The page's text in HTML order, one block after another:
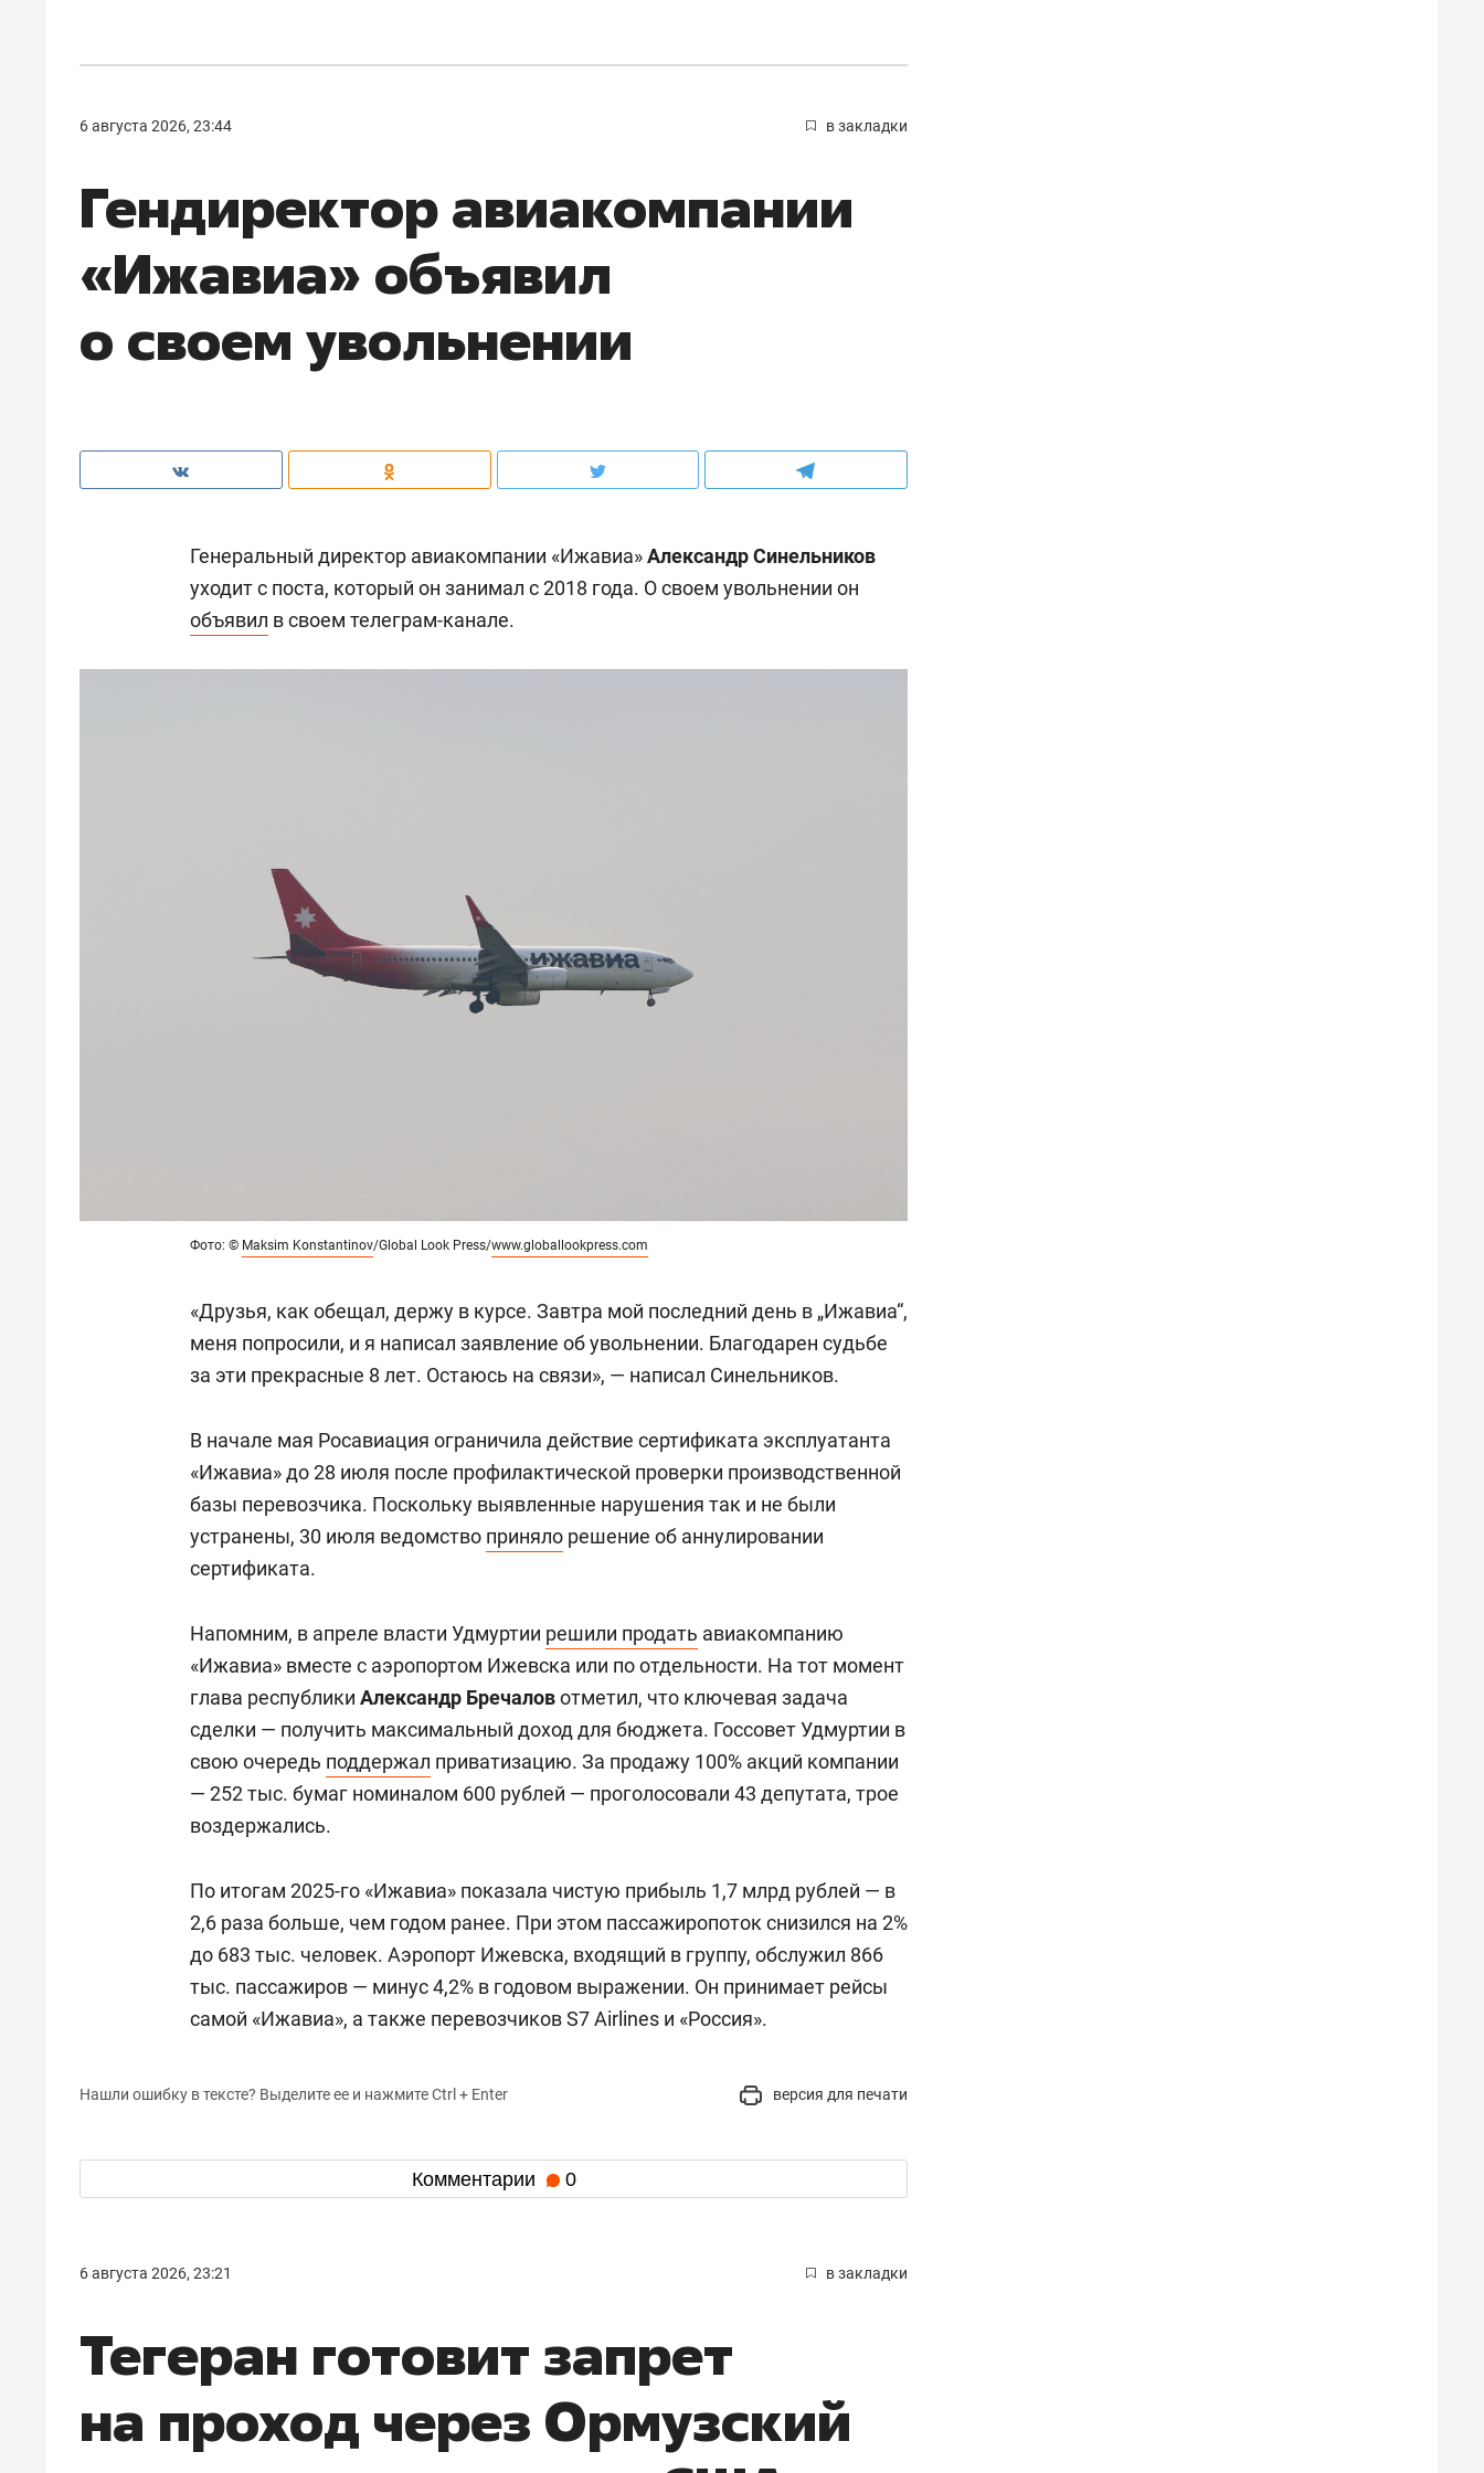
6 августа 2026, 23:44 в закладки
Гендиректор авиакомпании
«Ижавиа» объявил
о своем увольнении
Генеральный директор авиакомпании «Ижавиа»Александр Синельников
уходит с поста, который он занимал с 2018 года. О своем увольнении он
объявил в своем телеграм-канале.
Фото: © Maksim Konstantinov/Global Look Press/www.globallookpress.com
«Друзья, как обещал, держу в курсе. Завтра мой последний день в „Ижавиа“,
меня попросили, и я написал заявление об увольнении. Благодарен судьбе
за эти прекрасные 8 лет. Остаюсь на связи», — написал Синельников.
В начале мая Росавиация ограничила действие сертификата эксплуатанта
«Ижавиа» до 28 июля после профилактической проверки производственной
базы перевозчика. Поскольку выявленные нарушения так и не были
устранены, 30 июля ведомство приняло решение об аннулировании
сертификата.
Напомним, в апреле власти Удмуртии решили продать авиакомпанию
«Ижавиа» вместе с аэропортом Ижевска или по отдельности. На тот момент
глава республики Александр Бречаловотметил, что ключевая задача
сделки — получить максимальный доход для бюджета. Госсовет Удмуртии в
свою очередь поддержал приватизацию. За продажу 100% акций компании
— 252 тыс. бумаг номиналом 600 рублей — проголосовали 43 депутата, трое
воздержались.
По итогам 2025-го «Ижавиа» показала чистую прибыль 1,7 млрд рублей — в
2,6 раза больше, чем годом ранее. При этом пассажиропоток снизился на 2%
до 683 тыс. человек. Аэропорт Ижевска, входящий в группу, обслужил 866
тыс. пассажиров — минус 4,2% в годовом выражении. Он принимает рейсы
самой «Ижавиа», а также перевозчиков S7 Airlines и «Россия».
Нашли ошибку в тексте? Выделите ее и нажмите Ctrl + Enter версия для печати
Комментарии 0
6 августа 2026, 23:21 в закладки
Тегеран готовит запрет
на проход через Ормузский